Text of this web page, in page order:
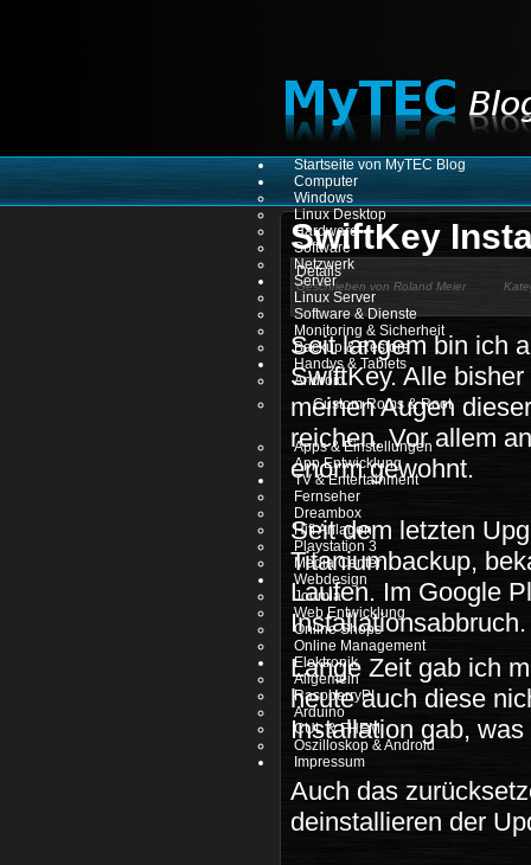
Startseite von MyTEC Blog
Computer
Windows
Linux Desktop
Hardware
Software
Netzwerk
Server
Linux Server
Software & Dienste
Monitoring & Sicherheit
Backup & Restore
Handys & Tablets
Android
Custom Roms & Root
Apps & Einstellungen
App Entwicklung
TV & Entertainment
Fernseher
Dreambox
Hifi Anlagen
Playstation 3
Media Center
Webdesign
Joomla
Web Entwicklung
Online Shops
Online Management
Elektronik
Allgemein
RaspberryPI
Arduino
CUL & FHEM
Oszilloskop & Android
Impressum
SwiftKey
Details
Geschrieben von Roland Meier
Seit langem bin ich
SwiftKey. Alle
meinen Augen
reichen. Vor allem
enorm gewohnt.
Seit dem letzten
Titaniumbackup,
Laufen. Im Google
Installationsabbruch.
Lange Zeit gab ich
heute auch diese
Installation gab,
Auch das
deinstallieren der